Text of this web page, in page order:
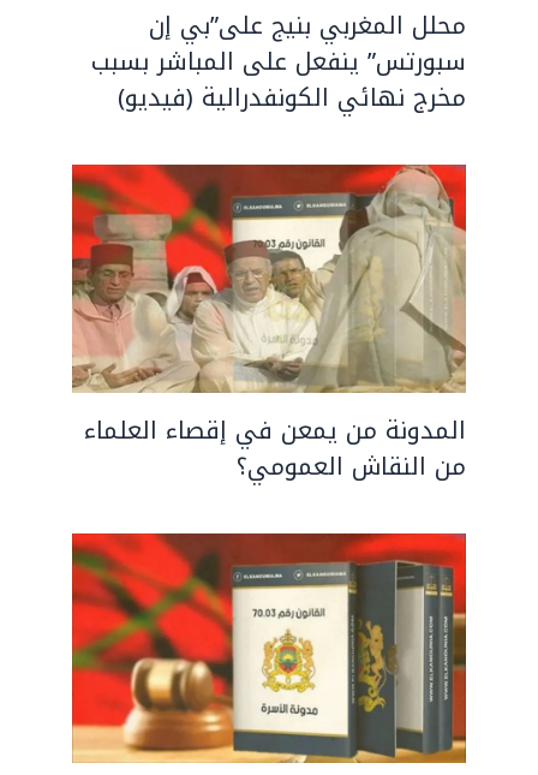
محلل المغربي بنيج على”بي إن
سبورتس” ينفعل على المباشر بسبب
مخرج نهائي الكونفدرالية (فيديو)
المدونة من يمعن في إقصاء العلماء
من النقاش العمومي؟